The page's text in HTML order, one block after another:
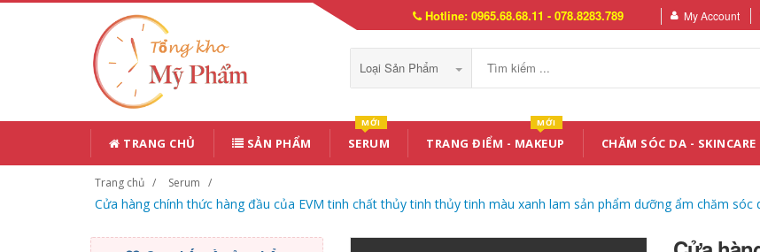
Hotline: 0965.68.68.11 - 078.8283.789 My Account
Loại Sản Phẩm
TRANG CHỦ SẢN PHẨM SERUM
MỚI
TRANG ĐIỂM - MAKEUP
MỚI
CHĂM SÓC DA - SKINCARE
Trang chủ Serum
Cửa hàng chính thức hàng đầu của EVM tinh chất thủy tinh thủy tinh màu xanh lam sản phẩm dưỡng ẩm chăm